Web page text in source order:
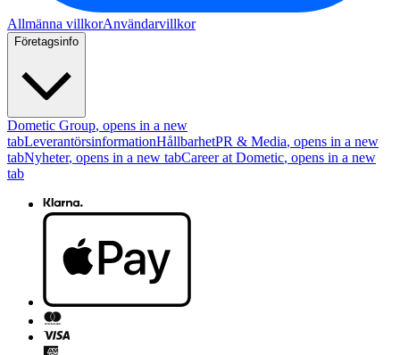
Allmänna villkorAnvändarvillkor
Företagsinfo
Dometic Group, opens in a new
tabLeverantörsinformationHållbarhetPR & Media, opens in a new
tabNyheter, opens in a new tabCareer at Dometic, opens in a new
tab